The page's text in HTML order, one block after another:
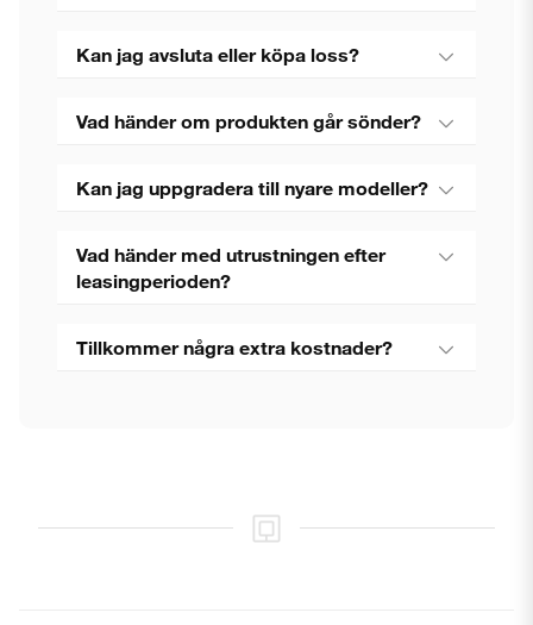
Kan jag avsluta eller köpa loss?
Vad händer om produkten går sönder?
Kan jag uppgradera till nyare modeller?
Vad händer med utrustningen efter
leasingperioden?
Tillkommer några extra kostnader?